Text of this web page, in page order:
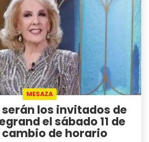
MESAZA
los invitados de
el sábado 11 de
de horario